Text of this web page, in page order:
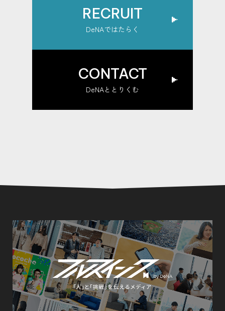
RECRUIT
DeNAではたらく
CONTACT
DeNAととりくむ